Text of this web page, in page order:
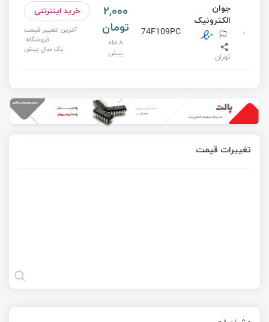
جوان
الکترونیک
تهران
74F109PC
2,000
تومان
8 ماه
پیش
خرید اینترنتی
آخرین تغییر قیمت
فروشگاه:
یک سال پیش
تغییرات قیمت